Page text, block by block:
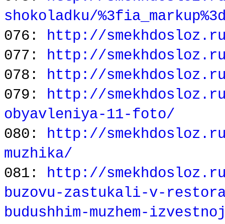
shokoladku/
076: http://
077: http://
078: http://
079: http://
obyavleniya-11-foto/
080: http://
muzhika/
081: http://
buzovu-zastukali-v-
budushhim-muzhem-